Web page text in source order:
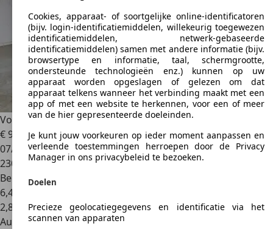
Volkswagen Golf1.4-16V Trendline 5 DRS AIRCO NAP
€ 995
07/1999
230.947 km
Benzine
6,4 l/100 km (gem.)
2,8
Autobedrijf
Cookies, apparaat- of soortgelijke online-identificatoren
(bijv. login-identificatiemiddelen, willekeurig toegewezen
identificatiemiddelen, netwerk-gebaseerde
identificatiemiddelen) samen met andere informatie (bijv.
browsertype en informatie, taal, schermgrootte,
ondersteunde technologieën enz.) kunnen op uw
apparaat worden opgeslagen of gelezen om dat
apparaat telkens wanneer het verbinding maakt met een
app of met een website te herkennen, voor een of meer
van de hier gepresenteerde doeleinden.
Je kunt jouw voorkeuren op ieder moment aanpassen en
verleende toestemmingen herroepen door de Privacy
Manager in ons privacybeleid te bezoeken.
Doelen
Precieze geolocatiegegevens en identificatie via het
scannen van apparaten